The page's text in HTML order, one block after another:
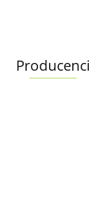
Producenci